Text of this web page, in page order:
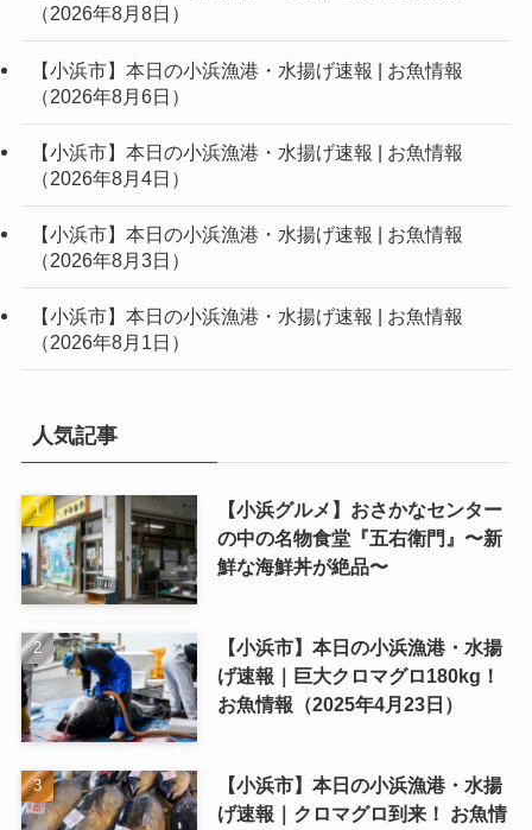
（2026年8月8日）
【小浜市】本日の小浜漁港・水揚げ速報 | お魚情報
（2026年8月6日）
【小浜市】本日の小浜漁港・水揚げ速報 | お魚情報
（2026年8月4日）
【小浜市】本日の小浜漁港・水揚げ速報 | お魚情報
（2026年8月3日）
【小浜市】本日の小浜漁港・水揚げ速報 | お魚情報
（2026年8月1日）
人気記事
【小浜グルメ】おさかなセンター
の中の名物食堂『五右衛門』〜新
鮮な海鮮丼が絶品〜
【小浜市】本日の小浜漁港・水揚
げ速報｜巨大クロマグロ180kg！
お魚情報（2025年4月23日）
【小浜市】本日の小浜漁港・水揚
げ速報｜クロマグロ到来！ お魚情